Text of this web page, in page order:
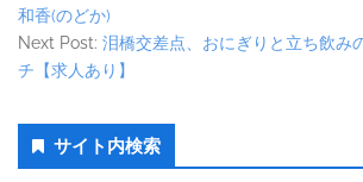
和香(のどか)
Next Post: 泪橋交差点、おにぎりと立ち飲み
チ【求人あり】
Secondary
Sidebar
サイト内検索